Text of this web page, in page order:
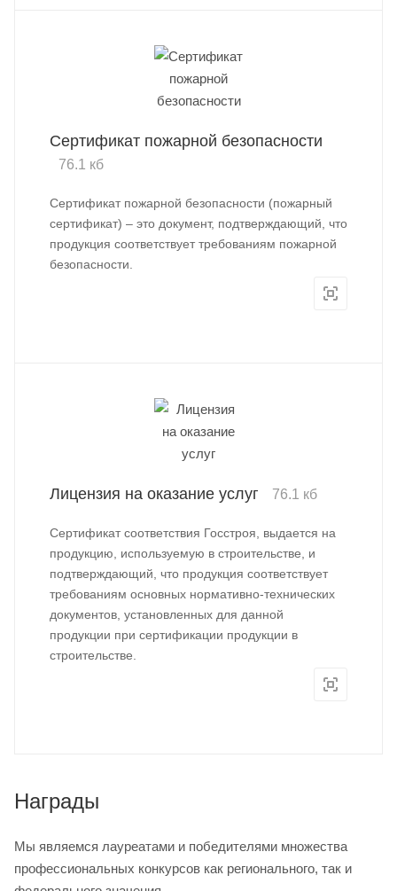
Сертификат пожарной безопасности
76.1 кб
Сертификат пожарной безопасности (пожарный
сертификат) – это документ, подтверждающий, что
продукция соответствует требованиям пожарной
безопасности.
Лицензия на оказание услуг 76.1 кб
Сертификат соответствия Госстроя, выдается на
продукцию, используемую в строительстве, и
подтверждающий, что продукция соответствует
требованиям основных нормативно-технических
документов, установленных для данной
продукции при сертификации продукции в
строительстве.
Награды
Мы являемся лауреатами и победителями множества
профессиональных конкурсов как регионального, так и